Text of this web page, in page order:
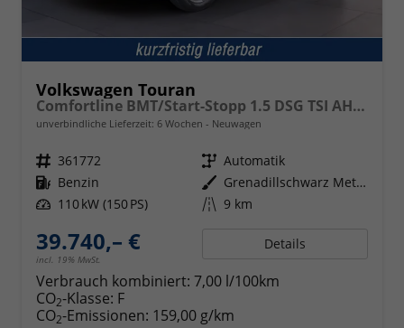
Volkswagen Touran
Comfortline BMT/Start-Stopp 1.5 DSG TSI AHK Navi DigiPro
unverbindliche Lieferzeit: 6 Wochen Neuwagen
Fahrzeugnr. 361772 Getriebe Automatik
Kraftstoff Benzin Außenfarbe
Grenadillschwarz Metallic
Leistung 110 kW (150 PS) Kilometerstand 9 km
39.740,– €
incl. 19% MwSt.
Details
Verbrauch kombiniert: 7,00 l/100km
CO2-Klasse: F
CO2-Emissionen: 159,00 g/km